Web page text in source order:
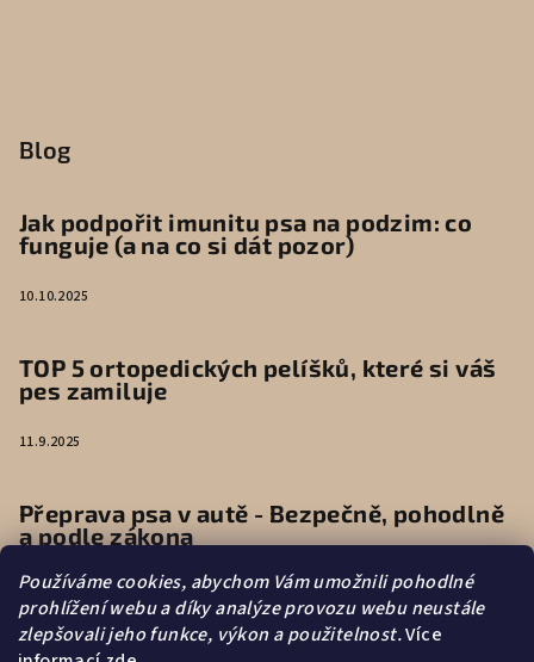
Používáme cookies, abychom Vám umožnili pohodlné
prohlížení webu a díky analýze provozu webu neustále
zlepšovali jeho funkce, výkon a použitelnost.Více
Blog
Jak podpořit imunitu psa na podzim: co
funguje (a na co si dát pozor)
10.10.2025
TOP 5 ortopedických pelíšků, které si váš
pes zamiluje
11.9.2025
Přeprava psa v autě - Bezpečně, pohodlně
a podle zákona
9.6.2025